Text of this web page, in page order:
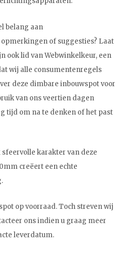
belang aan
of suggesties? Laat
ook lid van Webwinkelkeur, een
wij alle consumentenregels
deze dimbare inbouwspot voor
van ons veertien dagen
tijd om na te denken of het past
karakter van deze
creëert een echte
op voorraad. Toch streven wij
ons indien u graag meer
leverdatum.